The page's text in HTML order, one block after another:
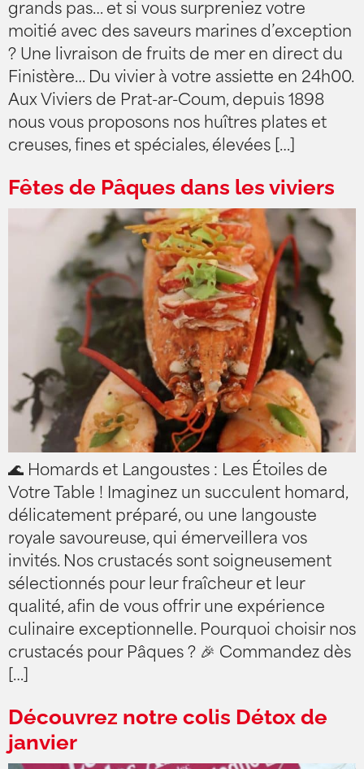
grands pas… et si vous surpreniez votre
moitié avec des saveurs marines d’exception
? Une livraison de fruits de mer en direct du
Finistère… Du vivier à votre assiette en 24h00.
Aux Viviers de Prat-ar-Coum, depuis 1898
nous vous proposons nos huîtres plates et
creuses, fines et spéciales, élevées […]
Fêtes de Pâques dans les viviers
🌊 Homards et Langoustes : Les Étoiles de
Votre Table ! Imaginez un succulent homard,
délicatement préparé, ou une langouste
royale savoureuse, qui émerveillera vos
invités. Nos crustacés sont soigneusement
sélectionnés pour leur fraîcheur et leur
qualité, afin de vous offrir une expérience
culinaire exceptionnelle. Pourquoi choisir nos
crustacés pour Pâques ? 🎉 Commandez dès
[…]
Découvrez notre colis Détox de
janvier